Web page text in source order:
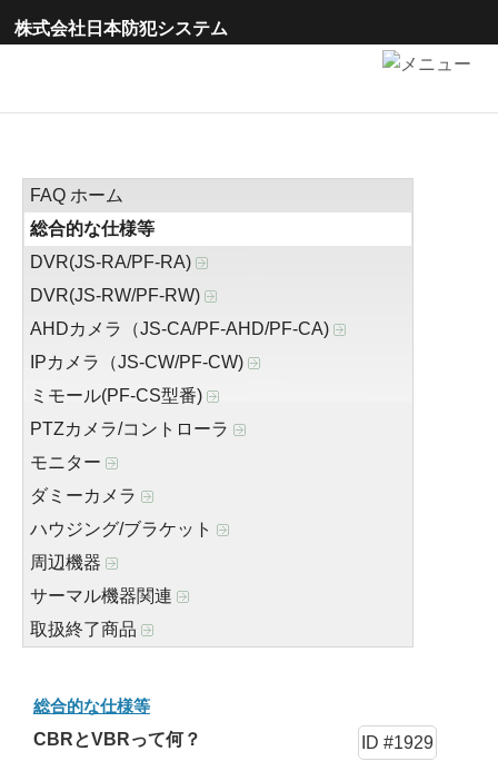
株式会社日本防犯システム
FAQ ホーム
総合的な仕様等
DVR(JS-RA/PF-RA)
DVR(JS-RW/PF-RW)
AHDカメラ（JS-CA/PF-AHD/PF-CA)
IPカメラ（JS-CW/PF-CW)
ミモール(PF-CS型番)
PTZカメラ/コントローラ
モニター
ダミーカメラ
ハウジング/ブラケット
周辺機器
サーマル機器関連
取扱終了商品
総合的な仕様等
ID #1929
CBRとVBRって何？